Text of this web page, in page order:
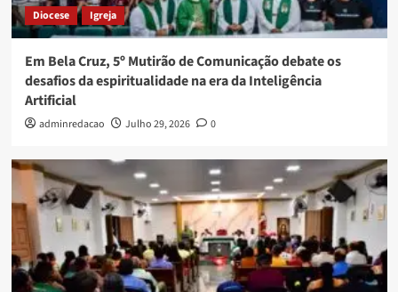
Diocese Igreja
Em Bela Cruz, 5º Mutirão de Comunicação debate os
desafios da espiritualidade na era da Inteligência
Artificial
adminredacao Julho 29, 2026 0